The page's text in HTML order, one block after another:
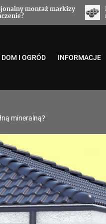
MAŁRO. Solidna
dla inwestycji, które
DOM I OGRÓD INFORMACJE
mineralną?